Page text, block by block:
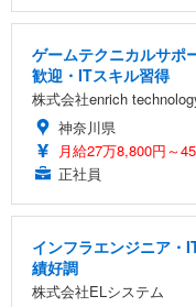
ゲームテクニカルサポ
歓迎・ITスキル習得
株式会社enrich
神奈川県
月給27万8,800円～
正社員
インフラエンジニア・
績好調
株式会社ELシステム